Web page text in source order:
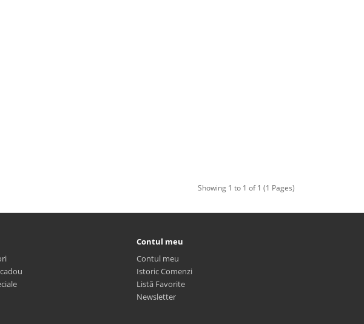
Showing 1 to 1 of 1 (1 Pages)
Contul meu
Contul meu
Istoric Comenzi
Listă Favorite
Newsletter